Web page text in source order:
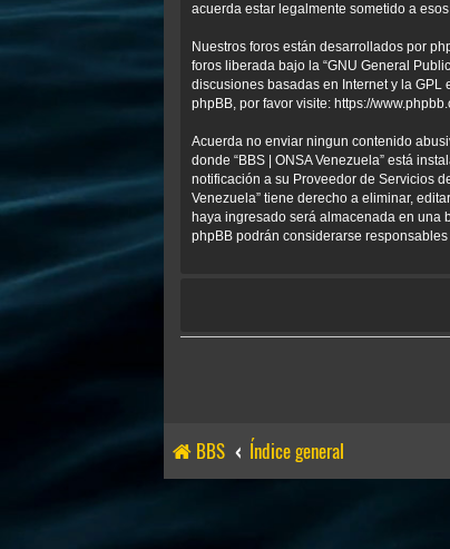
acuerda estar legalmente sometido a
Nuestros foros están desarrollados por
foros liberada bajo la “GNU General
discusiones basadas en Internet y la
phpBB, por favor visite: https://
Acuerda no enviar ningun contenido
donde “BBS | ONSA Venezuela” está
notificación a su Proveedor de Servicios
Venezuela” tiene derecho a eliminar,
haya ingresado será almacenada en una
phpBB podrán considerarse
BBS Índice general